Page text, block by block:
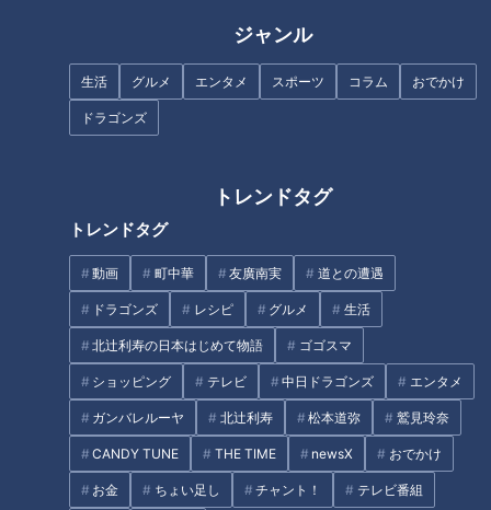
ジャンル
生活 グルメ エンタメ スポーツ コラム おでかけ
ドラゴンズ
トレンドタグ
トレンドタグ
動画 町中華 友廣南実 道との遭遇
ドラゴンズ レシピ グルメ 生活
北辻利寿の日本はじめて物語 ゴゴスマ
ショッピング テレビ 中日ドラゴンズ エンタメ
ガンバレルーヤ 北辻利寿 松本道弥 鷲見玲奈
CANDY TUNE THE TIME newsX おでかけ
お金 ちょい足し チャント！ テレビ番組
がる愛知・長久手市＆瀬戸市の
絶品グルメ＆おすすめスポット
を尼神インターがリポート！
取材拒否の名店にテレビ初取
材！？ふわモチの絶品スイーツ
とは？熱田区の感動グルメ＆ス
ポット3選
く手打ちうどん店の絶品『海老
おろしうどん』に、老舗菓子店
の桃のお菓子！愛知県春日井市
でなりゆきグルメ旅
健康や睡眠が気になる。人気を
集めるカフェインレス商品
長時間煮込まなくてもレンジ一
つで簡単に作れる「焼豚」！？
カルディ店員が選ぶベスト３を